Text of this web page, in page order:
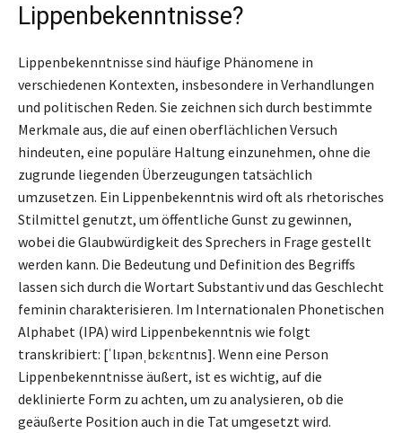
Lippenbekenntnisse?
Lippenbekenntnisse sind häufige Phänomene in
verschiedenen Kontexten, insbesondere in Verhandlungen
und politischen Reden. Sie zeichnen sich durch bestimmte
Merkmale aus, die auf einen oberflächlichen Versuch
hindeuten, eine populäre Haltung einzunehmen, ohne die
zugrunde liegenden Überzeugungen tatsächlich
umzusetzen. Ein Lippenbekenntnis wird oft als rhetorisches
Stilmittel genutzt, um öffentliche Gunst zu gewinnen,
wobei die Glaubwürdigkeit des Sprechers in Frage gestellt
werden kann. Die Bedeutung und Definition des Begriffs
lassen sich durch die Wortart Substantiv und das Geschlecht
feminin charakterisieren. Im Internationalen Phonetischen
Alphabet (IPA) wird Lippenbekenntnis wie folgt
transkribiert: [ˈlɪpənˌbɛkɛntnɪs]. Wenn eine Person
Lippenbekenntnisse äußert, ist es wichtig, auf die
deklinierte Form zu achten, um zu analysieren, ob die
geäußerte Position auch in die Tat umgesetzt wird.